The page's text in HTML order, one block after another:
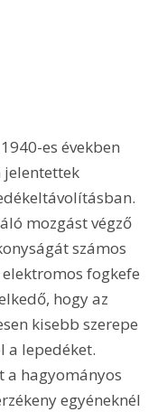
es években
jelentettek
mozgást végző
számos
fogkefe
hogy az
kisebb szerepe
a lepedéket.
a hagyományos
egyéneknél